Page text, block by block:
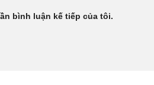
bình luận kế tiếp của tôi.